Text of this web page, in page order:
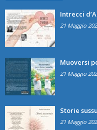
Intrecci
21 Maggio
Muoversi
21 Maggio
Storie
21 Maggio